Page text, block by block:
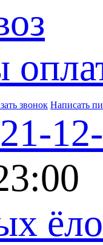
звонок Написать